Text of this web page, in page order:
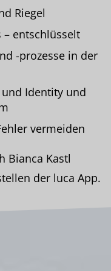
Riegel
– entschlüsselt
-prozesse in der
und Identity und
vermeiden
Bianca Kastl
der luca App.